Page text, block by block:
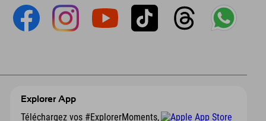
Explorer App
Téléchargez vos #ExplorerMoments,